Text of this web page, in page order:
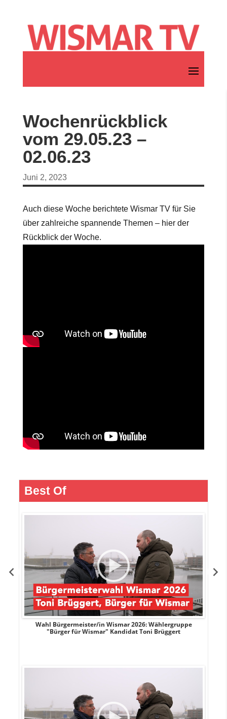
Wochenrückblick
vom 29.05.23 –
02.06.23
Juni 2, 2023
Auch diese Woche berichtete Wismar TV für Sie
über zahlreiche spannende Themen – hier der
Rückblick der Woche.
Best Of
Wahl Bürgermeister/in Wismar 2026: Wählergruppe
"Bürger für Wismar" Kandidat Toni Brüggert